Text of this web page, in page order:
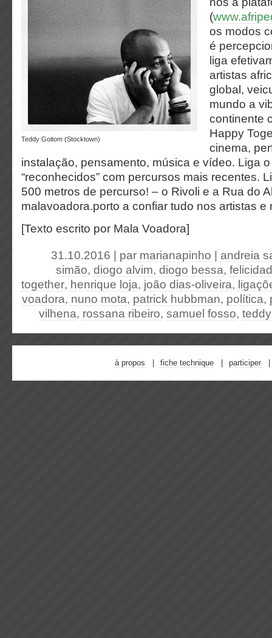
Teddy Goitom (Stocktown)
(
os modos
é
liga
artistas
global,
mundo a
continente
Happy
cinema,
instalação, pensamento, música e vídeo. Liga
“reconhecidos” com percursos mais recentes.
500 metros de percurso! – o Rivoli e a Rua do
malavoadora.porto a confiar tudo nos artistas e
[Texto escrito por Mala Voadora]
31.10.2016 | par marianapinho
andreia
simão, diogo alvim, diogo bessa,
together, henrique loja, joão dias-oliveira,
voadora, nuno mota, patrick hubbman, política,
vilhena, rossana ribeiro, samuel fosso,
à propos fiche technique participer